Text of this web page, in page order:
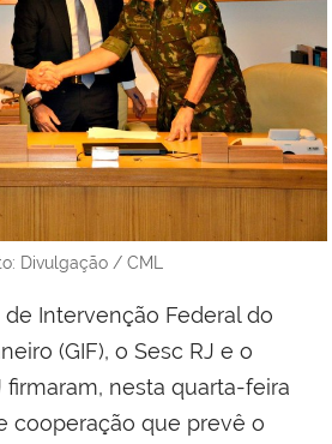
Divulgação / CML
de Intervenção Federal do
(GIF), o Sesc RJ e o
firmaram, nesta quarta-feira
cooperação que prevê o